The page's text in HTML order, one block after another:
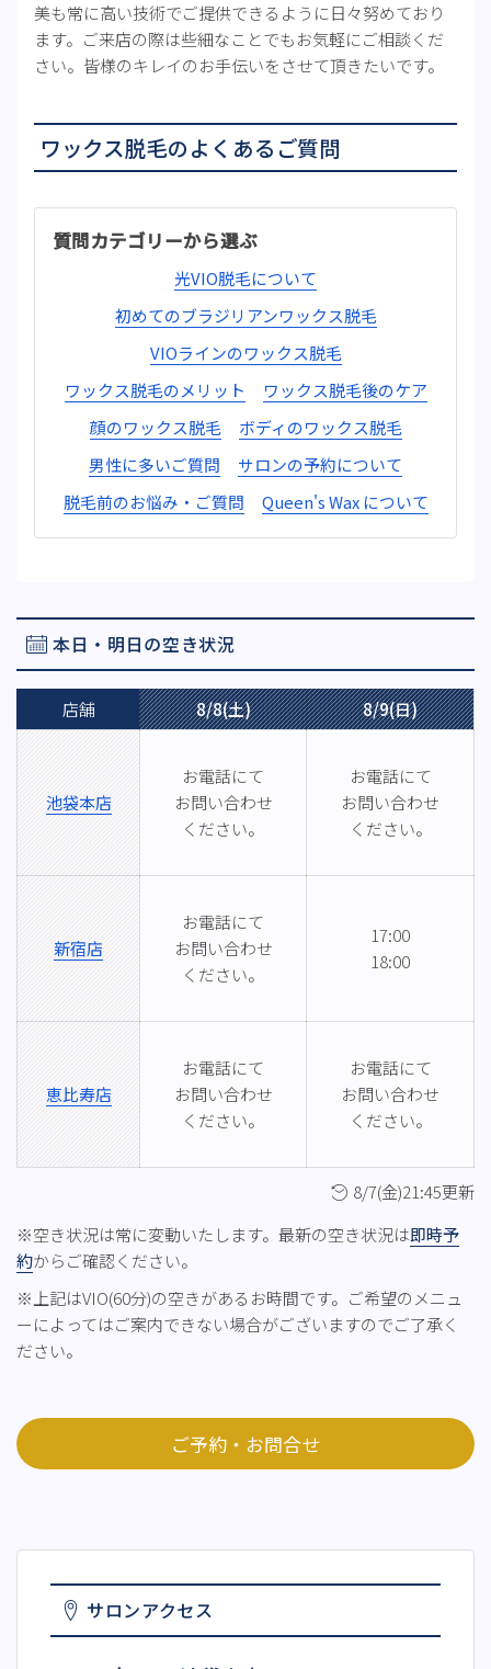
美も常に高い技術でご提供できるように日々努めており
ます。ご来店の際は些細なことでもお気軽にご相談くだ
さい。皆様のキレイのお手伝いをさせて頂きたいです。
ワックス脱毛のよくあるご質問
質問カテゴリーから選ぶ
光VIO脱毛について
初めてのブラジリアンワックス脱毛
VIOラインのワックス脱毛
ワックス脱毛のメリット
ワックス脱毛後のケア
顔のワックス脱毛
ボディのワックス脱毛
男性に多いご質問
サロンの予約について
脱毛前のお悩み・ご質問
Queen's Wax について
本日・明日の空き状況
店舗 8/8(土) 8/9(日)
池袋本店
お電話にて
お問い合わせ
ください。
お電話にて
お問い合わせ
ください。
新宿店
お電話にて
お問い合わせ
ください。
17:00
18:00
恵比寿店
お電話にて
お問い合わせ
ください。
お電話にて
お問い合わせ
ください。
8/7(金)21:45更新
※空き状況は常に変動いたします。最新の空き状況は即時予
約からご確認ください。
※上記はVIO(60分)の空きがあるお時間です。ご希望のメニュ
ーによってはご案内できない場合がございますのでご了承く
ださい。
ご予約・お問合せ
サロンアクセス